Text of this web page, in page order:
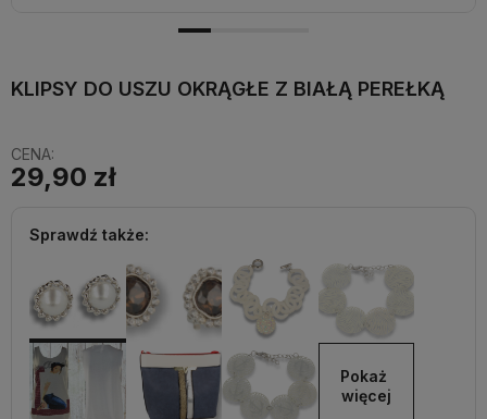
KLIPSY DO USZU OKRĄGŁE Z BIAŁĄ PEREŁKĄ
CENA:
29,90 zł
Sprawdź także:
Pokaż
więcej